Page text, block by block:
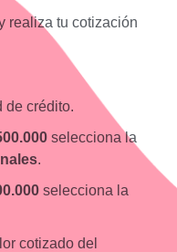
realiza tu cotización
de crédito.
selecciona la
.
selecciona la
cotizado del